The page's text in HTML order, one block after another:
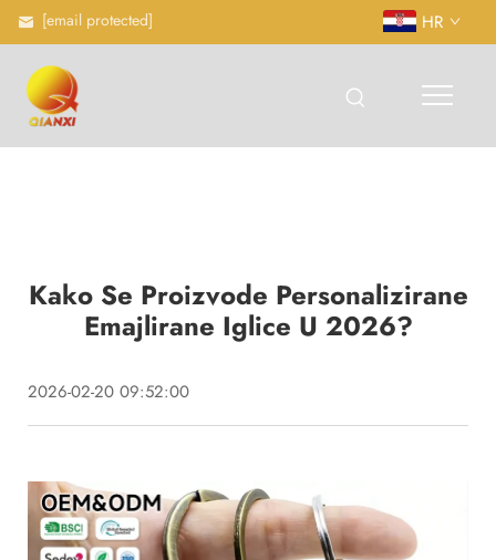
[email protected] HR
Kako Se Proizvode Personalizirane
Emajlirane Iglice U 2026?
2026-02-20 09:52:00